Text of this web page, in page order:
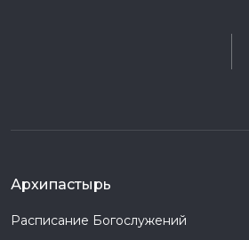
Архипастырь
Расписание Богослужений